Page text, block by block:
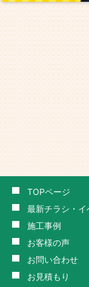
TOPページ
最新チラシ・イ
施工事例
お客様の声
お問い合わせ
お見積もり